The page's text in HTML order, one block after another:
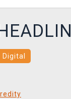
Digital